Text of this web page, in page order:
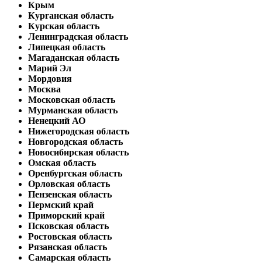
Крым
Курганская область
Курская область
Ленинградская область
Липецкая область
Магаданская область
Марий Эл
Мордовия
Москва
Московская область
Мурманская область
Ненецкий АО
Нижегородская область
Новгородская область
Новосибирская область
Омская область
Оренбургская область
Орловская область
Пензенская область
Пермский край
Приморский край
Псковская область
Ростовская область
Рязанская область
Самарская область